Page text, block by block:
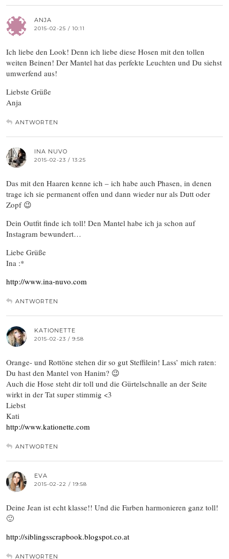
ANJA
2015-02-25 / 10:11
Ich liebe den Look! Denn ich liebe diese Hosen mit den tollen
weiten Beinen! Der Mantel hat das perfekte Leuchten und Du siehst
umwerfend aus!
Liebste Grüße
Anja
ANTWORTEN
INA NUVO
2015-02-23 / 13:25
Das mit den Haaren kenne ich – ich habe auch Phasen, in denen
trage ich sie permanent offen und dann wieder nur als Dutt oder
Zopf 😉
Dein Outfit finde ich toll! Den Mantel habe ich ja schon auf
Instagram bewundert…
Liebe Grüße
Ina :*
http://www.ina-nuvo.com
ANTWORTEN
KATIONETTE
2015-02-23 / 9:58
Orange- und Rottöne stehen dir so gut Steffilein! Lass’ mich raten:
Du hast den Mantel von Hanim? 😉
Auch die Hose steht dir toll und die Gürtelschnalle an der Seite
wirkt in der Tat super stimmig <3
Liebst
Kati
http://www.kationette.com
ANTWORTEN
EVA
2015-02-22 / 19:58
Deine Jean ist echt klasse!! Und die Farben harmonieren ganz toll!
🙂
http://siblingsscrapbook.blogspot.co.at
ANTWORTEN